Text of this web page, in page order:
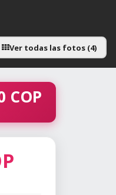
Ver todas las fotos (4)
COP